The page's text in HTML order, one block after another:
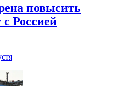
повысить
с Россией